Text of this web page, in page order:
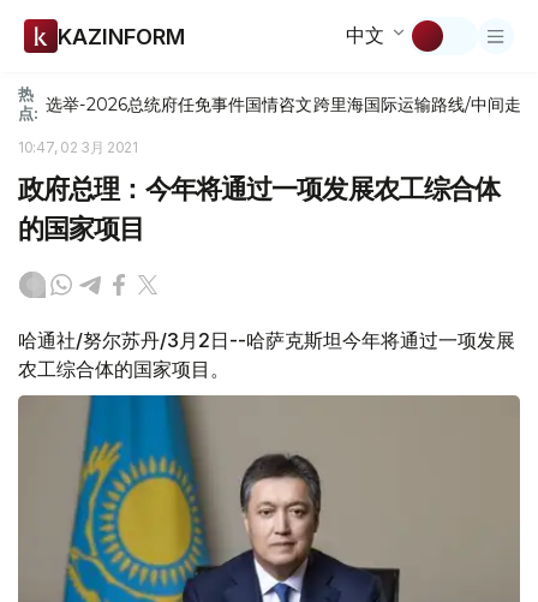
KAZINFORM 中文
热
点: 选举-2026总统府任免事件国情咨文跨里海国际运输路线/中间走廊
10:47, 02 3月 2021
政府总理：今年将通过一项发展农工综合体
的国家项目
哈通社/努尔苏丹/3月2日--哈萨克斯坦今年将通过一项发展
农工综合体的国家项目。